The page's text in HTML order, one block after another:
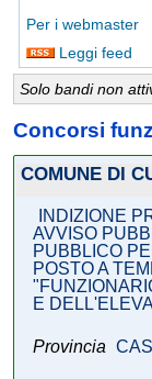
Per i webmaster
Leggi feed
Solo bandi non
Concorsi
COMUNE DI
INDIZIONE
AVVISO
PUBBLICO
POSTO A
E
Provincia